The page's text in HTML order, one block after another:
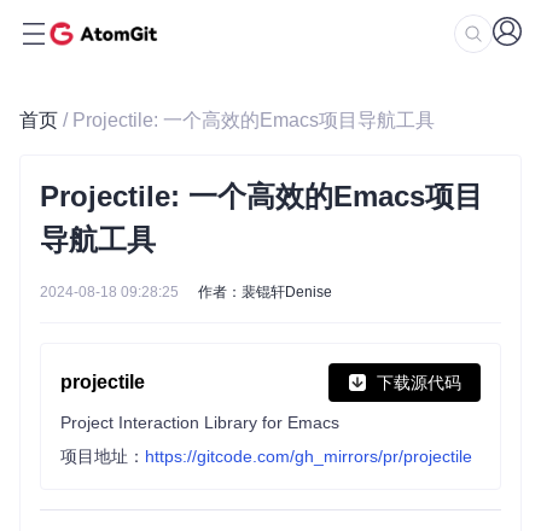
首页 / Projectile: 一个高效的Emacs项目导航工具
Projectile: 一个高效的Emacs项目
导航工具
2024-08-18 09:28:25 作者：裴锟轩Denise
projectile 下载源代码
Project Interaction Library for Emacs
项目地址： https://gitcode.com/gh_mirrors/pr/projectile